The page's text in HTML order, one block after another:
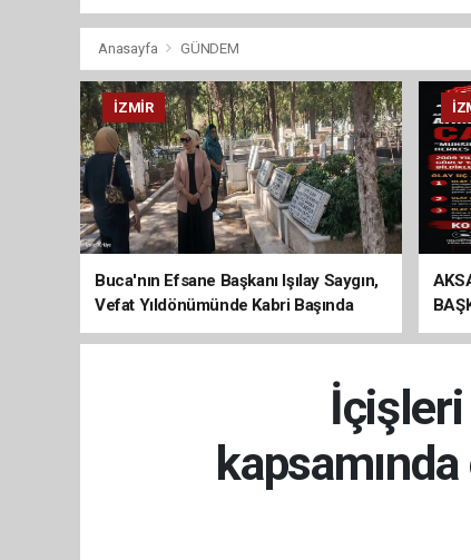
Anasayfa GÜNDEM
İZMIR
Buca'nın Efsane Başkanı Işılay Saygın,
Vefat Yıldönümünde Kabri Başında
Anıldı
İçişleri